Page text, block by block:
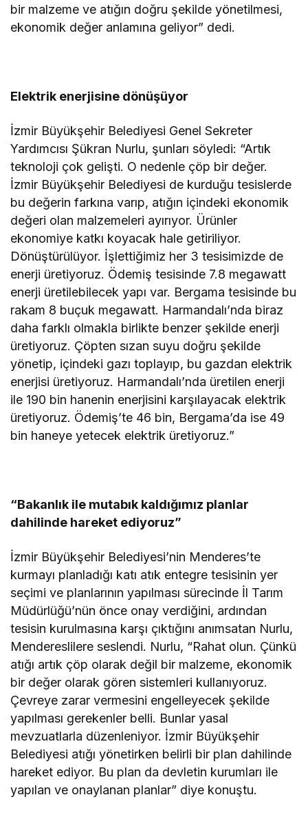
bir malzeme ve atığın doğru şekilde yönetilmesi,
ekonomik değer anlamına geliyor” dedi.
Elektrik enerjisine dönüşüyor
İzmir Büyükşehir Belediyesi Genel Sekreter
Yardımcısı Şükran Nurlu, şunları söyledi: “Artık
teknoloji çok gelişti. O nedenle çöp bir değer.
İzmir Büyükşehir Belediyesi de kurduğu tesislerde
bu değerin farkına varıp, atığın içindeki ekonomik
değeri olan malzemeleri ayırıyor. Ürünler
ekonomiye katkı koyacak hale getiriliyor.
Dönüştürülüyor. İşlettiğimiz her 3 tesisimizde de
enerji üretiyoruz. Ödemiş tesisinde 7.8 megawatt
enerji üretilebilecek yapı var. Bergama tesisinde bu
rakam 8 buçuk megawatt. Harmandalı’nda biraz
daha farklı olmakla birlikte benzer şekilde enerji
üretiyoruz. Çöpten sızan suyu doğru şekilde
yönetip, içindeki gazı toplayıp, bu gazdan elektrik
enerjisi üretiyoruz. Harmandalı’nda üretilen enerji
ile 190 bin hanenin enerjisini karşılayacak elektrik
üretiyoruz. Ödemiş’te 46 bin, Bergama’da ise 49
bin haneye yetecek elektrik üretiyoruz.”
“Bakanlık ile mutabık kaldığımız planlar
dahilinde hareket ediyoruz”
İzmir Büyükşehir Belediyesi’nin Menderes’te
kurmayı planladığı katı atık entegre tesisinin yer
seçimi ve planlarının yapılması sürecinde İl Tarım
Müdürlüğü’nün önce onay verdiğini, ardından
tesisin kurulmasına karşı çıktığını anımsatan Nurlu,
Mendereslilere seslendi. Nurlu, “Rahat olun. Çünkü
atığı artık çöp olarak değil bir malzeme, ekonomik
bir değer olarak gören sistemleri kullanıyoruz.
Çevreye zarar vermesini engelleyecek şekilde
yapılması gerekenler belli. Bunlar yasal
mevzuatlarla düzenleniyor. İzmir Büyükşehir
Belediyesi atığı yönetirken belirli bir plan dahilinde
hareket ediyor. Bu plan da devletin kurumları ile
yapılan ve onaylanan planlar” diye konuştu.